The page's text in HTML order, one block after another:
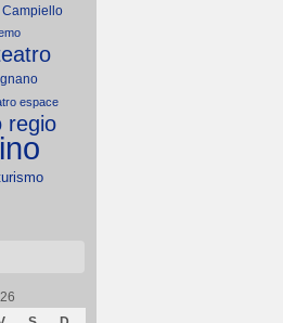
Campiello
espace
regio